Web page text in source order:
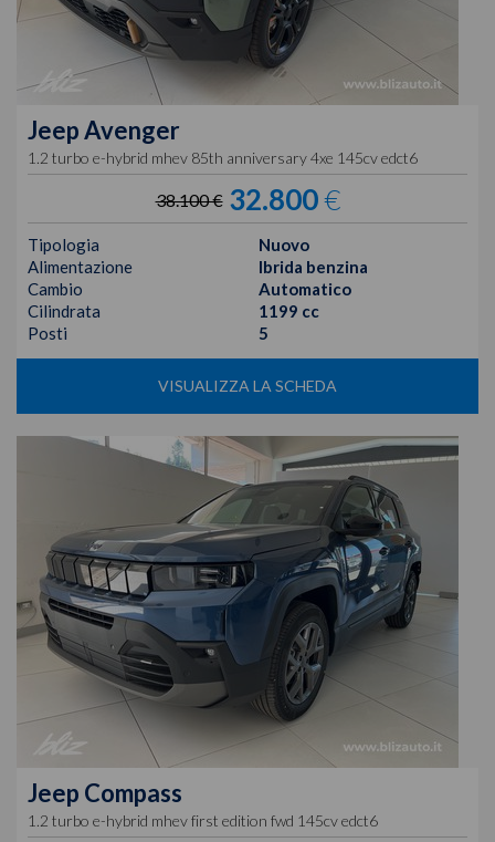
JeepAvenger
1.2 turbo e-hybrid mhev 85th anniversary 4xe 145cv edct6
38.100 € 32.800€
Tipologia
Nuovo
Alimentazione
Ibrida benzina
Cambio
Automatico
Cilindrata
1199 cc
Posti
5
VISUALIZZA LA SCHEDA
Jeep Compass
1.2 turbo e-hybrid mhev first edition fwd 145cv edct6